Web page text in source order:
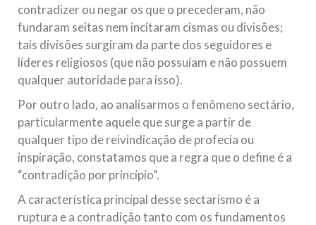
contradizer ou negar os que o precederam, não
fundaram seitas nem incitaram cismas ou divisões;
tais divisões surgiram da parte dos seguidores e
líderes religiosos (que não possuíam e não possuem
qualquer autoridade para isso).
Por outro lado, ao analisarmos o fenômeno sectário,
particularmente aquele que surge a partir de
qualquer tipo de reivindicação de profecia ou
inspiração, constatamos que a regra que o define é a
“contradição por princípio”.
A característica principal desse sectarismo é a
ruptura e a contradição tanto com os fundamentos